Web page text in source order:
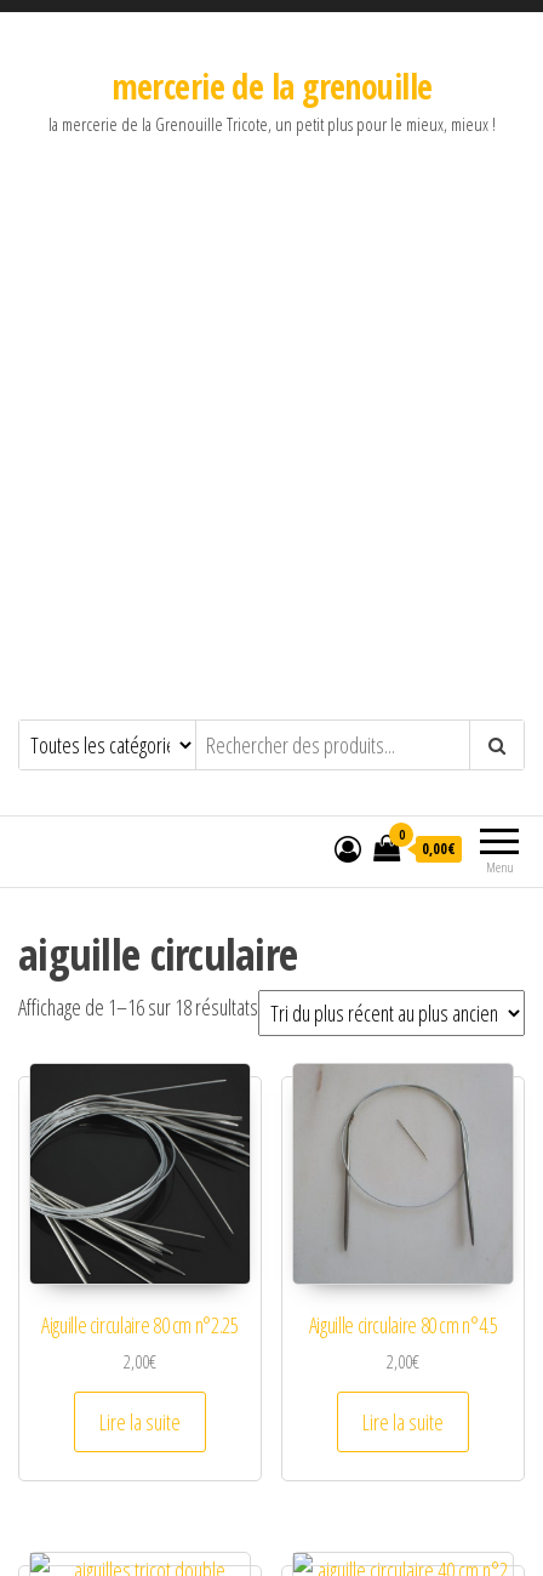
mercerie de la grenouille
la mercerie de la Grenouille Tricote, un petit plus pour le mieux, mieux !
Menu
0
0,00€
aiguille circulaire
Affichage de 1–16 sur 18 résultats Trié du plus récent au plus ancien
Aiguille circulaire 80 cm n°2.25
2,00€
Lire la suite
Aiguille circulaire 80 cm n°4.5
2,00€
Lire la suite